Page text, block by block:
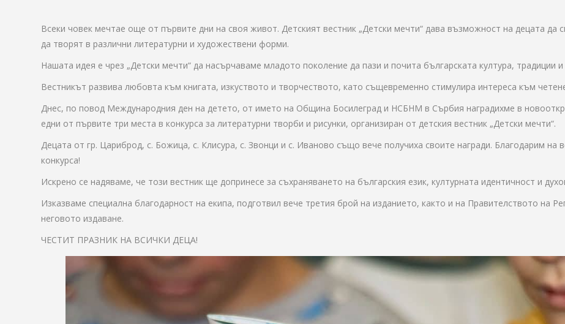
Всеки човек мечтае още от първите дни на своя живот. Детският вестник „Детски мечти“ дава възможност на децата да
да творят в различни литературни и художествени форми.
Нашата идея е чрез „Детски мечти“ да насърчаваме младото поколение да пази и почита българската култура, традиции
Вестникът развива любовта към книгата, изкуството и творчеството, като същевременно стимулира интереса към
Днес, по повод Международния ден на детето, от името на Община Босилеград и НСБНМ в Сърбия наградихме в
едни от първите три места в конкурса за литературни творби и рисунки, организиран от детския вестник „Детски мечти“.
Децата от гр. Цариброд, с. Божица, с. Клисура, с. Звонци и с. Иваново също вече получиха своите награди. Благодарим на
конкурса!
Искрено се надяваме, че този вестник ще допринесе за съхраняването на българския език, културната идентичност и
Изказваме специална благодарност на екипа, подготвил вече третия брой на изданието, както и на Правителството на
неговото издаване.
ЧЕСТИТ ПРАЗНИК НА ВСИЧКИ ДЕЦА!